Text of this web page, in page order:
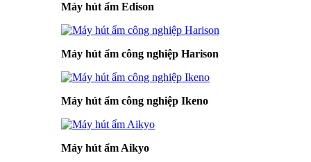
Máy hút ẩm Edison
Máy hút ẩm công nghiệp Harison
Máy hút ẩm công nghiệp Ikeno
Máy hút ẩm Aikyo